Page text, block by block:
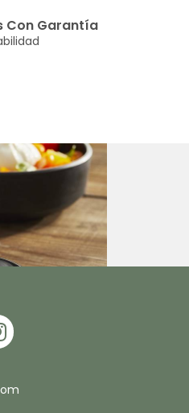
Con Garantía